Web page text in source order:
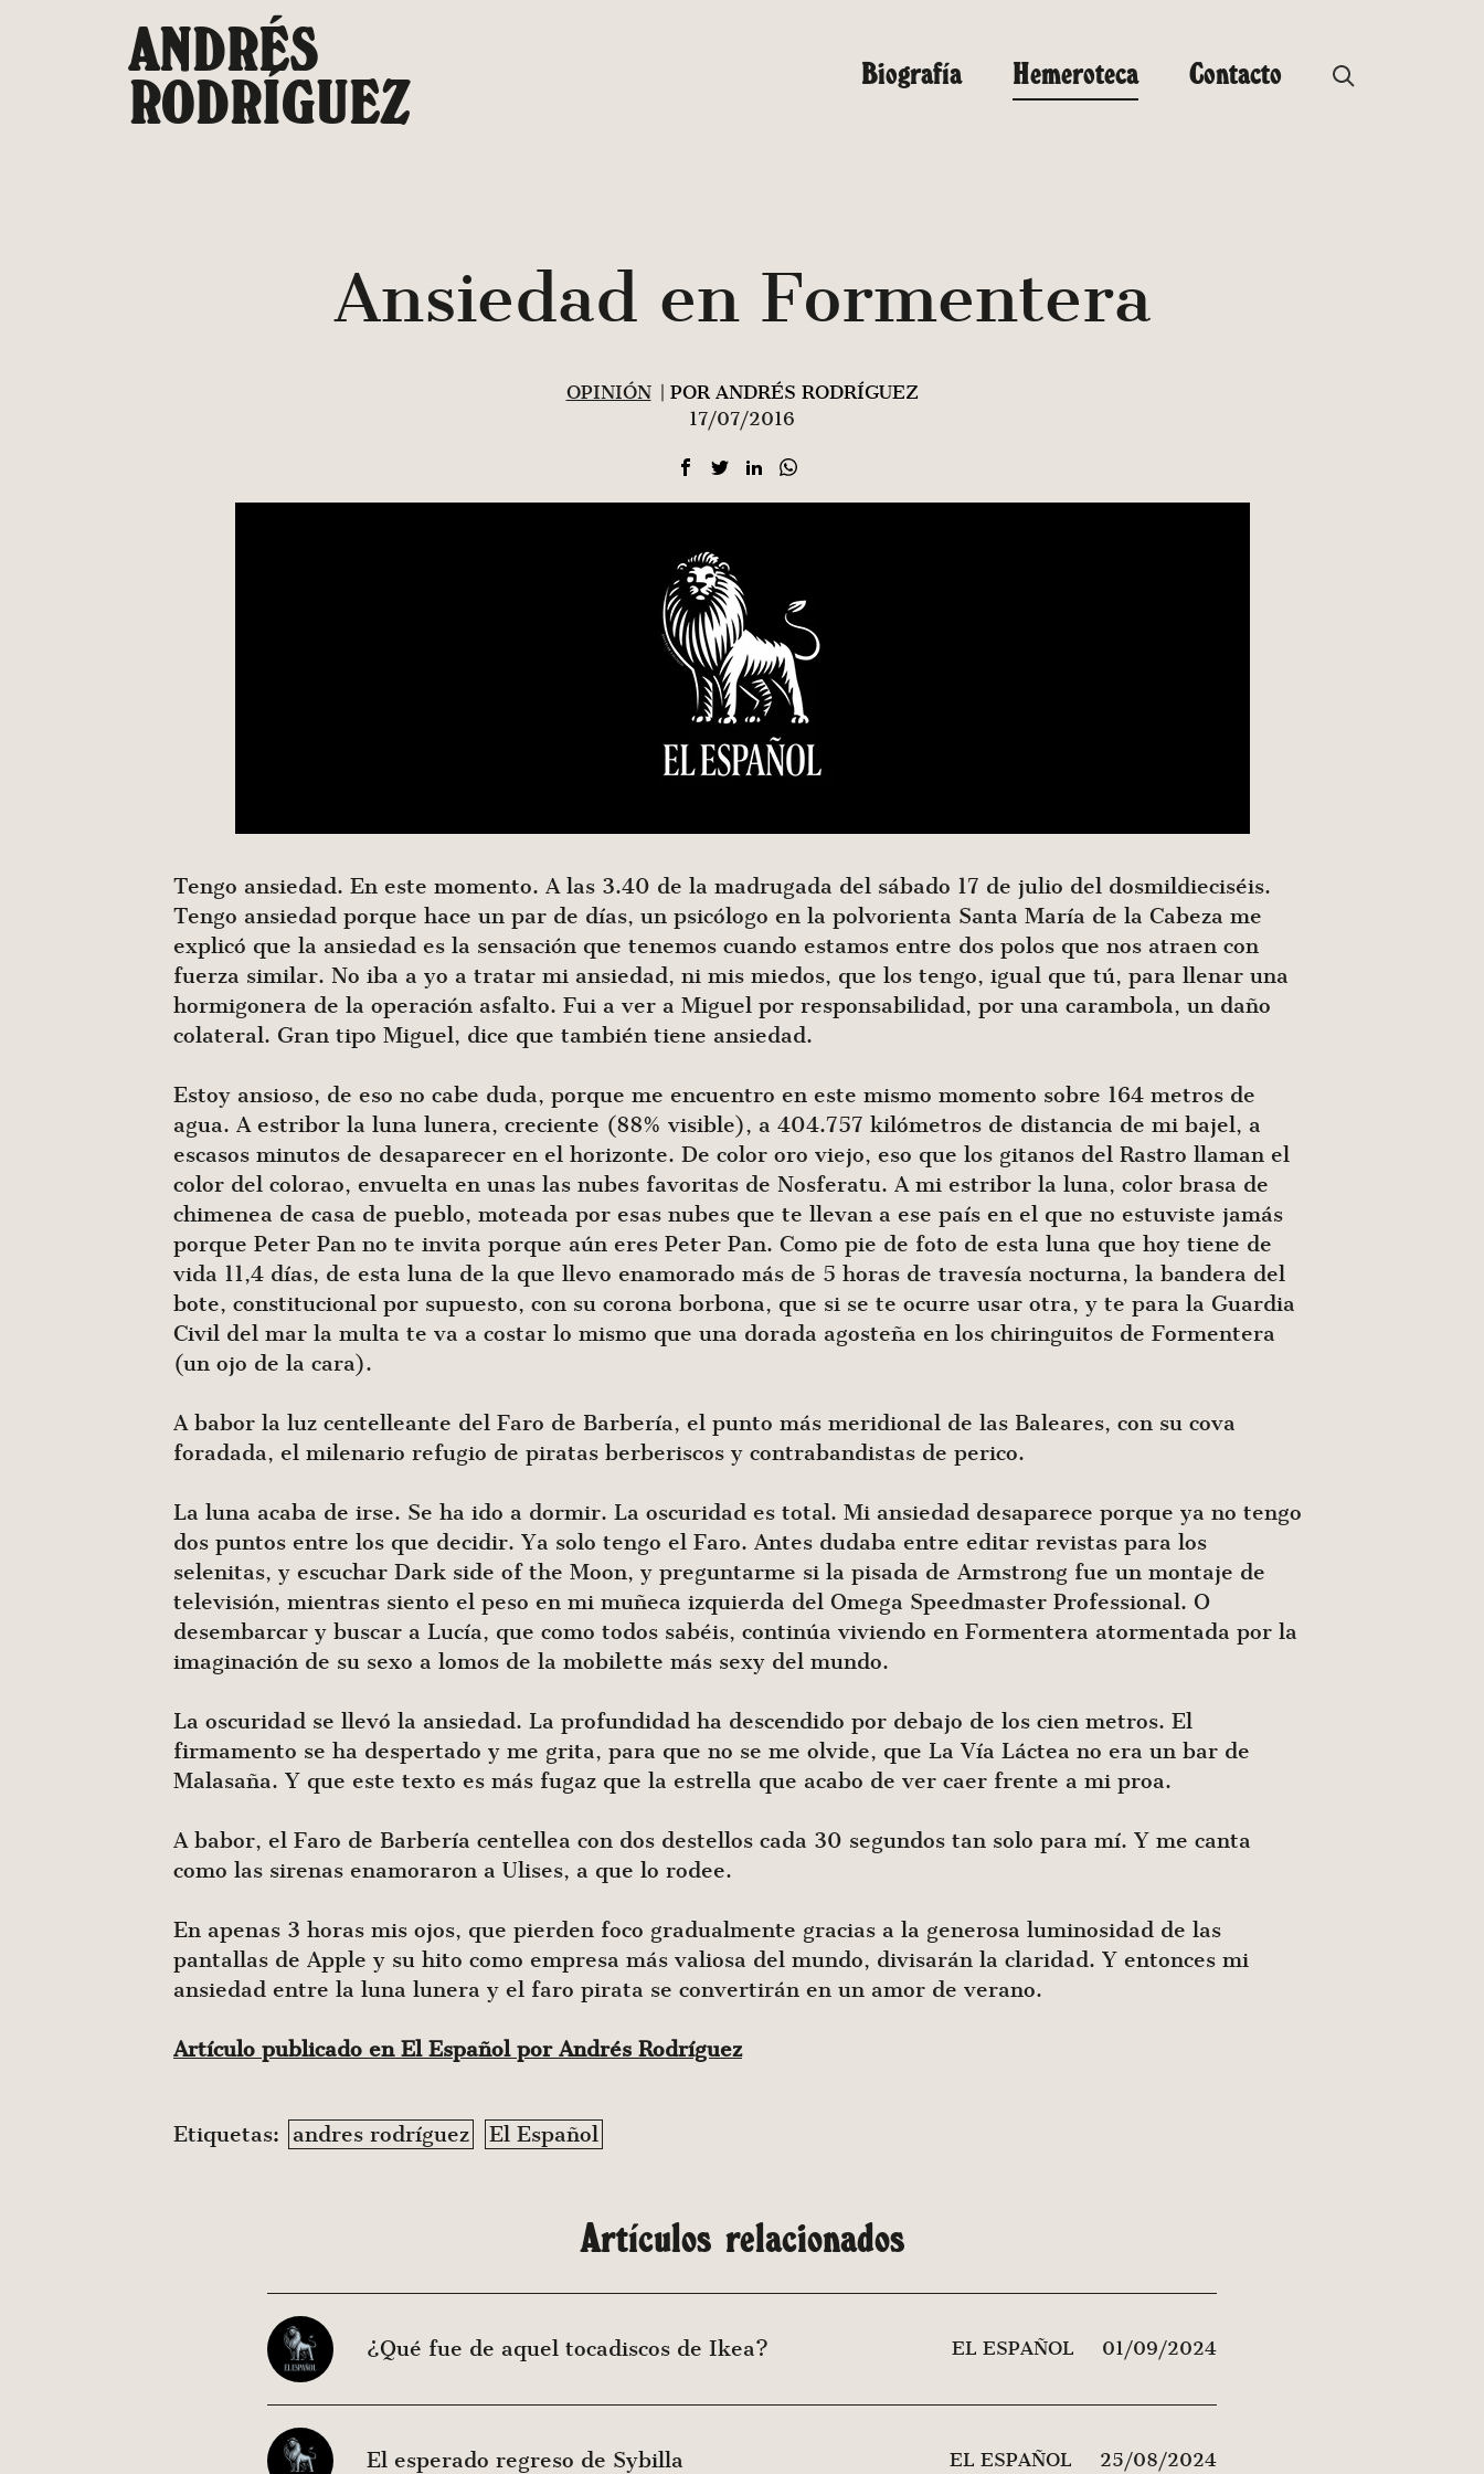
ANDRÉS
RODRÍGUEZ Biografía Hemeroteca Contacto
Ansiedad en Formentera
OPINIÓN
| POR ANDRÉS RODRÍGUEZ
17/07/2016
Tengo ansiedad. En este momento. A las 3.40 de la madrugada del sábado 17 de julio del dosmildieciséis.
Tengo ansiedad porque hace un par de días, un psicólogo en la polvorienta Santa María de la Cabeza me
explicó que la ansiedad es la sensación que tenemos cuando estamos entre dos polos que nos atraen con
fuerza similar. No iba a yo a tratar mi ansiedad, ni mis miedos, que los tengo, igual que tú, para llenar una
hormigonera de la operación asfalto. Fui a ver a Miguel por responsabilidad, por una carambola, un daño
colateral. Gran tipo Miguel, dice que también tiene ansiedad.
Estoy ansioso, de eso no cabe duda, porque me encuentro en este mismo momento sobre 164 metros de
agua. A estribor la luna lunera, creciente (88% visible), a 404.757 kilómetros de distancia de mi bajel, a
escasos minutos de desaparecer en el horizonte. De color oro viejo, eso que los gitanos del Rastro llaman el
color del colorao, envuelta en unas las nubes favoritas de Nosferatu. A mi estribor la luna, color brasa de
chimenea de casa de pueblo, moteada por esas nubes que te llevan a ese país en el que no estuviste jamás
porque Peter Pan no te invita porque aún eres Peter Pan. Como pie de foto de esta luna que hoy tiene de
vida 11,4 días, de esta luna de la que llevo enamorado más de 5 horas de travesía nocturna, la bandera del
bote, constitucional por supuesto, con su corona borbona, que si se te ocurre usar otra, y te para la Guardia
Civil del mar la multa te va a costar lo mismo que una dorada agosteña en los chiringuitos de Formentera
(un ojo de la cara).
A babor la luz centelleante del Faro de Barbería, el punto más meridional de las Baleares, con su cova
foradada, el milenario refugio de piratas berberiscos y contrabandistas de perico.
La luna acaba de irse. Se ha ido a dormir. La oscuridad es total. Mi ansiedad desaparece porque ya no tengo
dos puntos entre los que decidir. Ya solo tengo el Faro. Antes dudaba entre editar revistas para los
selenitas, y escuchar Dark side of the Moon, y preguntarme si la pisada de Armstrong fue un montaje de
televisión, mientras siento el peso en mi muñeca izquierda del Omega Speedmaster Professional. O
desembarcar y buscar a Lucía, que como todos sabéis, continúa viviendo en Formentera atormentada por la
imaginación de su sexo a lomos de la mobilette más sexy del mundo.
La oscuridad se llevó la ansiedad. La profundidad ha descendido por debajo de los cien metros. El
firmamento se ha despertado y me grita, para que no se me olvide, que La Vía Láctea no era un bar de
Malasaña. Y que este texto es más fugaz que la estrella que acabo de ver caer frente a mi proa.
A babor, el Faro de Barbería centellea con dos destellos cada 30 segundos tan solo para mí. Y me canta
como las sirenas enamoraron a Ulises, a que lo rodee.
En apenas 3 horas mis ojos, que pierden foco gradualmente gracias a la generosa luminosidad de las
pantallas de Apple y su hito como empresa más valiosa del mundo, divisarán la claridad. Y entonces mi
ansiedad entre la luna lunera y el faro pirata se convertirán en un amor de verano.
Artículo publicado en El Español por Andrés Rodríguez
Etiquetas: andres rodríguez El Español
Artículos relacionados
¿Qué fue de aquel tocadiscos de Ikea? EL ESPAÑOL 01/09/2024
El esperado regreso de Sybilla EL ESPAÑOL 25/08/2024